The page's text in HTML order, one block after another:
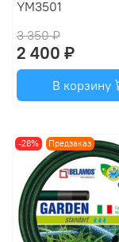
YM3501
3 350 ₽
2 400 ₽
В корзину
-28% Предзаказ